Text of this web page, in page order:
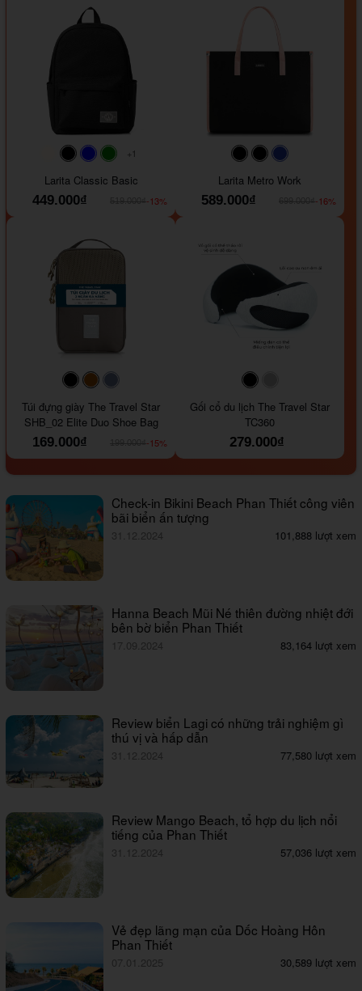
#faf0e6
#000000#0000FF#008000
+1
Larita Classic Basic
449.000₫
-13%
#000000#000000
Larita Metro Work
589.000₫
-16%
#000000#964B00
Túi đựng giày The Travel Star
SHB_02 Elite Duo Shoe Bag
169.000₫
-15%
#000000
Gối cổ du lịch The Travel Star
TC360
279.000₫
Check-in Bikini Beach Phan Thiết công viên
bãi biển ấn tượng
31.12.2024 101,888 lượt xem
Hanna Beach Mũi Né thiên đường nhiệt đới
bên bờ biển Phan Thiết
17.09.2024 83,164 lượt xem
Review biển Lagi có những trải nghiệm gì
thú vị và hấp dẫn
31.12.2024 77,580 lượt xem
Review Mango Beach, tổ hợp du lịch nổi
tiếng của Phan Thiết
31.12.2024 57,036 lượt xem
Vẻ đẹp lãng mạn của Dốc Hoàng Hôn
Phan Thiết
07.01.2025 30,589 lượt xem